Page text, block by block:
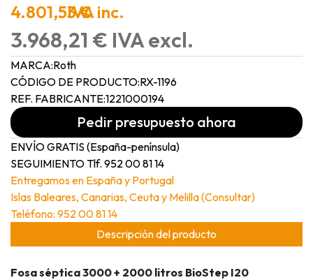
4.801,53 €IVA inc.
3.968,21 € IVA excl.
MARCA:Roth
CÓDIGO DE PRODUCTO:RX-1196
REF. FABRICANTE:1221000194
Pedir presupuesto ahora
ENVÍO GRATIS (España-península)
SEGUIMIENTO Tlf. 952 00 81 14
Entregamos en España y Portugal
Islas Baleares, Canarias, Ceuta y Melilla (Consultar)
Teléfono: 952 00 81 14
Descripción del producto
Fosa séptica 3000 + 2000 litros BioStep I20